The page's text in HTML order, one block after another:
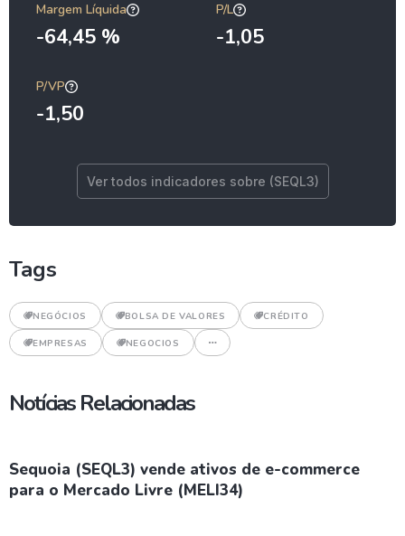
Margem Líquida
-64,45 %
P/L
-1,05
P/VP
-1,50
Ver todos indicadores sobre (SEQL3)
Tags
NEGÓCIOS BOLSA DE VALORES CRÉDITO
EMPRESAS NEGOCIOS
Notícias Relacionadas
Sequoia (SEQL3) vende ativos de e-commerce
para o Mercado Livre (MELI34)